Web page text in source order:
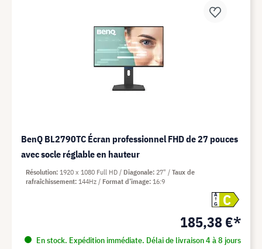
BenQ BL2790TC Écran professionnel FHD de 27 pouces
avec socle réglable en hauteur
A
G
C
185,38 €*
En stock. Expédition immédiate. Délai de livraison 4 à 8 jours
Résolution 1920 x 1080 Full HD Diagonale 27"
Taux de
rafraîchissement 144Hz Format d’image 16:9